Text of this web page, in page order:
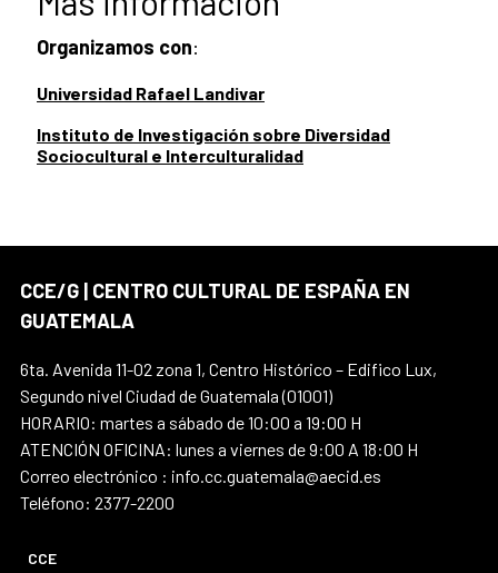
Organizamos con:
Universidad Rafael Landivar
Instituto de Investigación sobre Diversidad
Sociocultural e Interculturalidad
CCE/G | CENTRO CULTURAL DE ESPAÑA EN
GUATEMALA
6ta. Avenida 11-02 zona 1, Centro Histórico – Edifico Lux,
Segundo nivel Ciudad de Guatemala (01001)
HORARIO: martes a sábado de 10:00 a 19:00 H
ATENCIÓN OFICINA: lunes a viernes de 9:00 A 18:00 H
Correo electrónico : info.cc.guatemala@aecid.es
Teléfono: 2377-2200
CCE